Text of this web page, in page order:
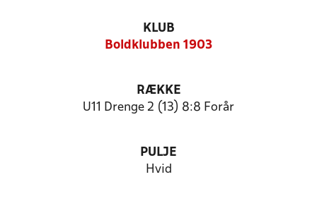
KLUB
Boldklubben 1903
RÆKKE
U11 Drenge 2 (13) 8:8 Forår
PULJE
Hvid